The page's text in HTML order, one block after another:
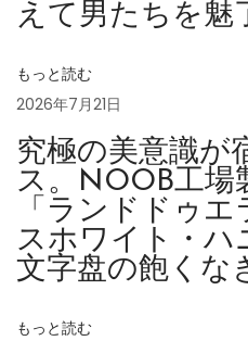
工
が
放
つ
ロ
レ
ッ
ク
ス
えて男たちを魅
もっと読む
2026年7月21日
究極の美意識が
ス。NOOB工場
「ランドドゥ
スホワイト・ハ
文字盘の飽くな
もっと読む